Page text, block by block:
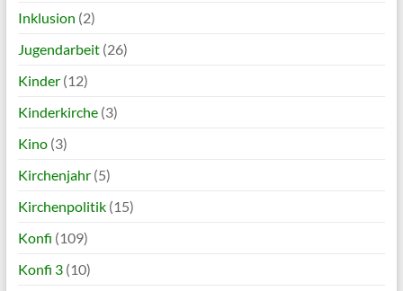
Inklusion (2)
Jugendarbeit(26)
Kinder(12)
Kinderkirche(3)
Kino(3)
Kirchenjahr(5)
Kirchenpolitik(15)
Konfi (109)
Konfi 3(10)